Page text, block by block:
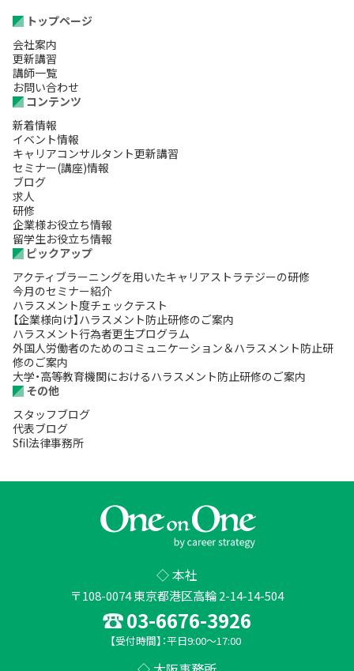
トップページ
会社案内
更新講習
講師一覧
お問い合わせ
コンテンツ
新着情報
イベント情報
キャリアコンサルタント更新講習
セミナー(講座)情報
ブログ
求人
研修
企業様お役立ち情報
留学生お役立ち情報
ピックアップ
アクティブラーニングを用いたキャリアストラテジーの研修
今月のセミナー紹介
ハラスメント度チェックテスト
【企業様向け】ハラスメント防止研修のご案内
ハラスメント行為者更生プログラム
外国人労働者のためのコミュニケーション＆ハラスメント防止研
修のご案内
大学・高等教育機関におけるハラスメント防止研修のご案内
その他
スタッフブログ
代表ブログ
Sfil法律事務所
◇ 本社
〒108-0074 東京都港区高輪 2-14-14-504
03-6676-3926
【受付時間】：平日9:00～17:00